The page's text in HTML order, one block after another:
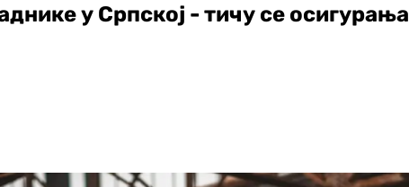
у Српској - тичу се осигурања